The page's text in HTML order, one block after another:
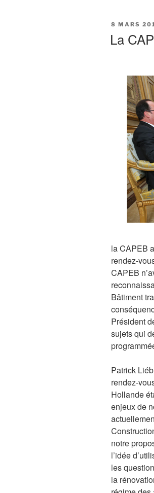
PUBLIÉ
8 MARS
La
la CAPEB
rendez-
CAPEB
Bâtiment
Président
sujets qui
Patrick
rendez-
Hollande
enjeux de
notre
l’idée
les
la